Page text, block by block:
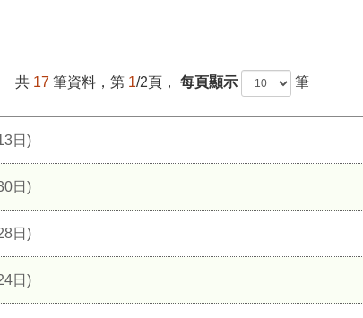
共 17 筆資料，第 1/2頁， 每頁顯示 筆
日)
日)
日)
日)